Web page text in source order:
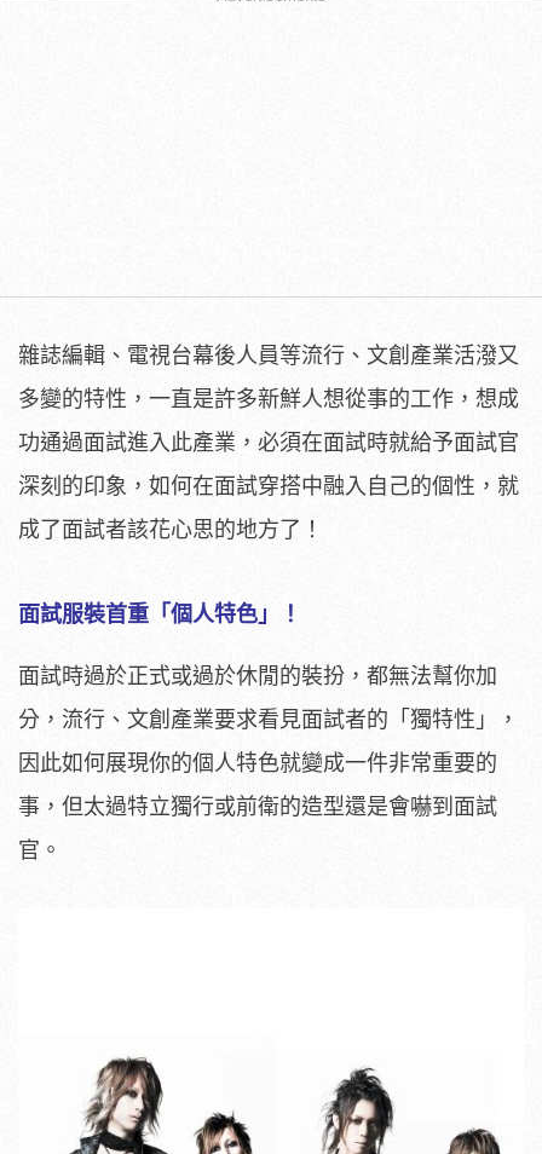
雜誌編輯、電視台幕後人員等流行、文創產業活潑又
多變的特性，一直是許多新鮮人想從事的工作，想成
功通過面試進入此產業，必須在面試時就給予面試官
深刻的印象，如何在面試穿搭中融入自己的個性，就
成了面試者該花心思的地方了！
面試服裝首重「個人特色」！
面試時過於正式或過於休閒的裝扮，都無法幫你加
分，流行、文創產業要求看見面試者的「獨特性」，
因此如何展現你的個人特色就變成一件非常重要的
事，但太過特立獨行或前衛的造型還是會嚇到面試
官。